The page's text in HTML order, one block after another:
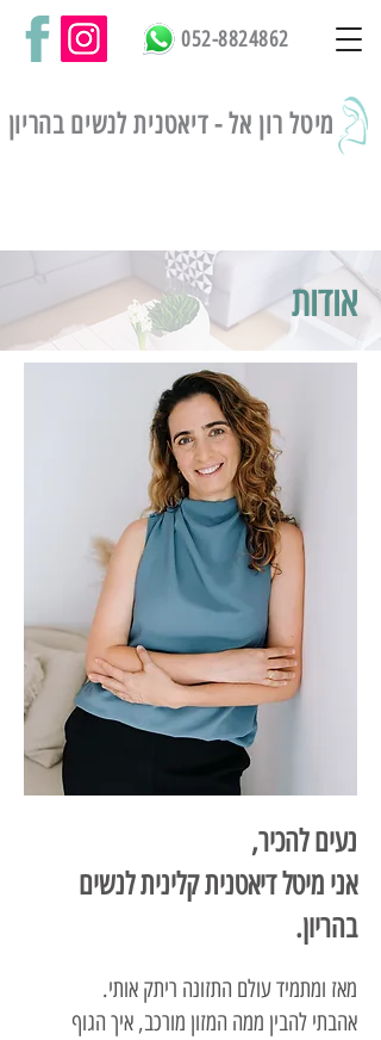
052-8824862
מיטל רון אל -דיאטנית לנשים בהריון
אודות
נעים להכיר,
אני מיטל דיאטנית קלינית לנשים
בהריון.
מאז ומתמיד עולם התזונה ריתק אותי.
אהבתי להבין ממה המזון מורכב, איך הגוף